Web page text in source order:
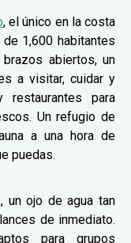
, el único en la costa
1,600 habitantes
abiertos, un
a visitar, cuidar y
restaurantes para
Un refugio de
a una hora de
puedas.
un ojo de agua tan
de inmediato.
para grupos